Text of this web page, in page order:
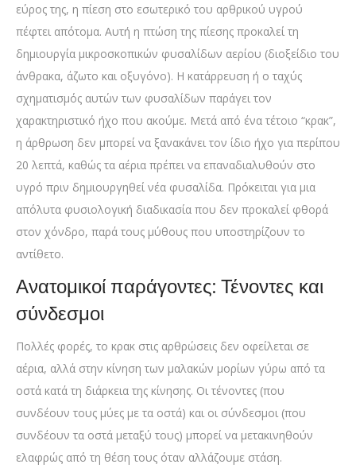
εύρος της, η πίεση στο εσωτερικό του αρθρικού υγρού
πέφτει απότομα. Αυτή η πτώση της πίεσης προκαλεί τη
δημιουργία μικροσκοπικών φυσαλίδων αερίου (διοξείδιο του
άνθρακα, άζωτο και οξυγόνο). Η κατάρρευση ή ο ταχύς
σχηματισμός αυτών των φυσαλίδων παράγει τον
χαρακτηριστικό ήχο που ακούμε. Μετά από ένα τέτοιο “κρακ”,
η άρθρωση δεν μπορεί να ξανακάνει τον ίδιο ήχο για περίπου
20 λεπτά, καθώς τα αέρια πρέπει να επαναδιαλυθούν στο
υγρό πριν δημιουργηθεί νέα φυσαλίδα. Πρόκειται για μια
απόλυτα φυσιολογική διαδικασία που δεν προκαλεί φθορά
στον χόνδρο, παρά τους μύθους που υποστηρίζουν το
αντίθετο.
Ανατομικοί παράγοντες: Τένοντες και
σύνδεσμοι
Πολλές φορές, το κρακ στις αρθρώσεις δεν οφείλεται σε
αέρια, αλλά στην κίνηση των μαλακών μορίων γύρω από τα
οστά κατά τη διάρκεια της κίνησης. Οι τένοντες (που
συνδέουν τους μύες με τα οστά) και οι σύνδεσμοι (που
συνδέουν τα οστά μεταξύ τους) μπορεί να μετακινηθούν
ελαφρώς από τη θέση τους όταν αλλάζουμε στάση.